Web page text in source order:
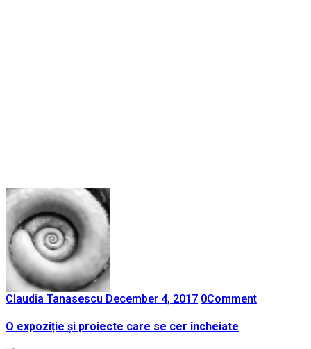
Claudia Tanasescu December 4, 2017 0Comment
O expoziție și proiecte care se cer încheiate